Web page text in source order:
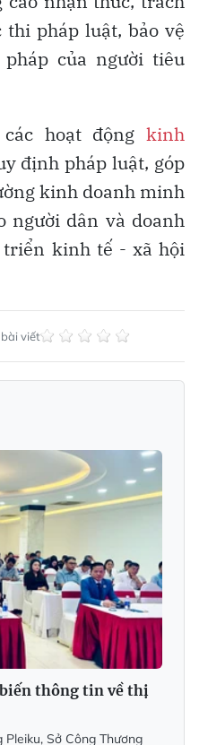
pháp luật, bảo vệ
của người tiêu
hoạt động kinh
định pháp luật, góp
kinh doanh minh
người dân và doanh
triển kinh tế - xã hội
viết
thông tin về thị
Sở Công Thương